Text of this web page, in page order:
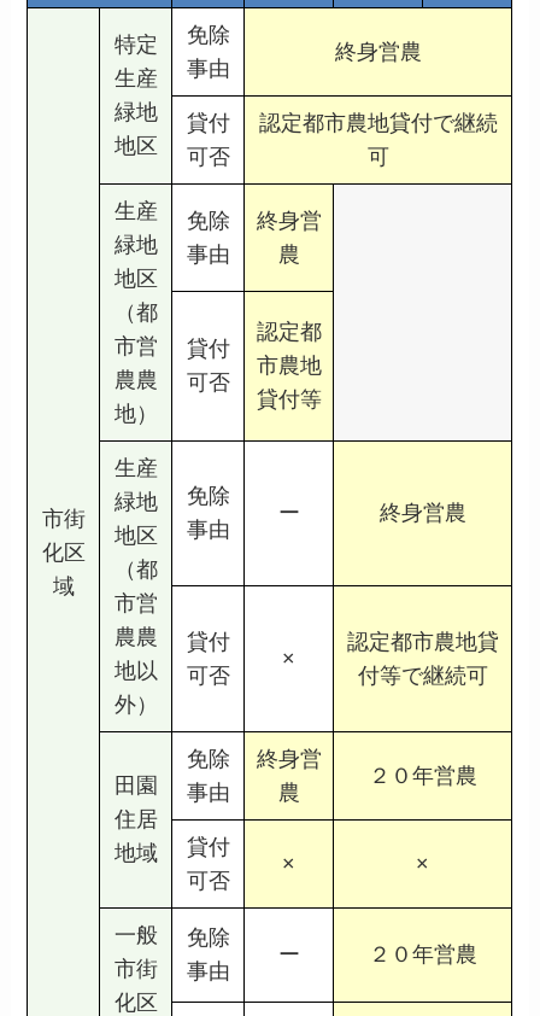
市街
化区
域
特定
生産
緑地
地区
免除
事由
終身営農
貸付
可否
認定都市農地貸付で継続
可
生産
緑地
地区
（都
市営
農農
地）
免除
事由
終身営
農
貸付
可否
認定都
市農地
貸付等
生産
緑地
地区
（都
市営
農農
地以
外）
免除
事由
ー 終身営農
貸付
可否
×
認定都市農地貸
付等で継続可
田園
住居
地域
免除
事由
終身営
農
２０年営農
貸付
可否
× ×
一般
市街
化区
免除
事由
ー ２０年営農